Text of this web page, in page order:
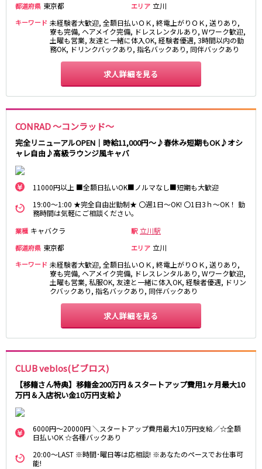
都道府県 東京都 エリア 立川
キーワード 未経験者大歓迎, 全額日払いＯＫ, 終電上がりＯＫ, 送りあり,
寮も完備, ヘアメイク完備, ドレスレンタルあり, Wワーク歓迎,
土曜も営業, 友達と一緒に体入OK, 経験者優遇, 3時間以内の勤
務OK, ドリンクバックあり, 指名バックあり, 同伴バックあり
求人詳細を見る
CONRAD ～コンラッド～
完全リニューアルOPEN｜時給11,000円～♪春休み短期もOK♪オシ
ャレ自由♪高級ラウンジ風キャバ
11000円以上 ■全額日払いOK■ノルマなし■短期も大歓迎
19:00～1:00 ★完全自由出勤制★ 〇週1日～OK! 〇1日3ｈ～OK！ 勤
務時間は気軽にご相談ください。
業種 キャバクラ 駅 立川駅
都道府県 東京都 エリア 立川
キーワード 未経験者大歓迎, 全額日払いＯＫ, 終電上がりＯＫ, 送りあり,
寮も完備, ヘアメイク完備, ドレスレンタルあり, Wワーク歓迎,
土曜も営業, 私服OK, 友達と一緒に体入OK, 経験者優遇, ドリン
クバックあり, 指名バックあり, 同伴バックあり
求人詳細を見る
CLUB veblos(ビブロス)
【移籍さん特典】移籍金200万円＆スタートアップ費用1ヶ月最大10
万円＆入店祝い金10万円支給♪
6000円～20000円 ＼スタートアップ費用最大10万円支給／☆全額
日払いOK ☆各種バックあり
20:00～LAST ※時間･曜日等は応相談! ※あなたのペースでお仕事可
能!
高田馬場駅
航空公園駅
新井薬師前駅
JR根岸線
横浜駅
桜木町駅
大船駅
池袋駅
練馬駅
所沢駅
ひばりヶ丘駅
保谷駅
石神井公園駅
JR横浜線
町田駅
八王子駅
相模原駅
橋本駅
新横浜駅
淵野辺駅
成瀬駅
渋谷駅
溝の口駅
三軒茶屋駅
鷺沼駅
藤が丘駅
用賀駅
二子玉川駅
中央林間駅
宮前平駅
桜新町駅